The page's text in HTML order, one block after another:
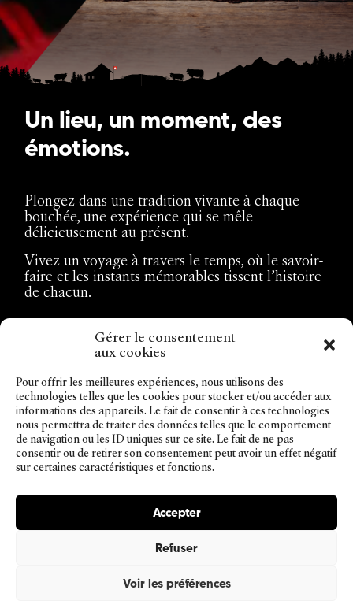
Gérer le consentement
aux cookies
Pour offrir les meilleures expériences, nous utilisons des
technologies telles que les cookies pour stocker et/ou accéder aux
informations des appareils. Le fait de consentir à ces technologies
nous permettra de traiter des données telles que le comportement
de navigation ou les ID uniques sur ce site. Le fait de ne pas
consentir ou de retirer son consentement peut avoir un effet négatif
sur certaines caractéristiques et fonctions.
Accepter
Refuser
Voir les préférences
Un lieu, un moment, des
émotions.
Plongez dans une tradition vivante à chaque
bouchée, une expérience qui se mêle
délicieusement au présent.
Vivez un voyage à travers le temps, où le savoir-
faire et les instants mémorables tissent l’histoire
de chacun.